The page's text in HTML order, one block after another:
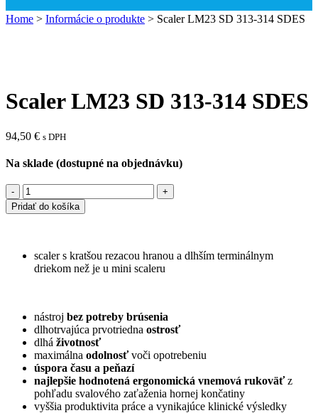
Home > Informácie o produkte > Scaler LM23 SD 313-314 SDES
Scaler LM23 SD 313-314 SDES
94,50 € s DPH
Na sklade (dostupné na objednávku)
Pridať do košíka
scaler s kratšou rezacou hranou a dlhším terminálnym
driekom než je u mini scaleru
nástroj bez potreby brúsenia
dlhotrvajúca prvotriedna ostrosť
dlhá životnosť
maximálna odolnosťvoči opotrebeniu
úspora času a peňazí
najlepšie hodnotená ergonomická vnemová rukoväťz
pohľadu svalového zaťaženia hornej končatiny
vyššia produktivita práce a vynikajúce klinické výsledky